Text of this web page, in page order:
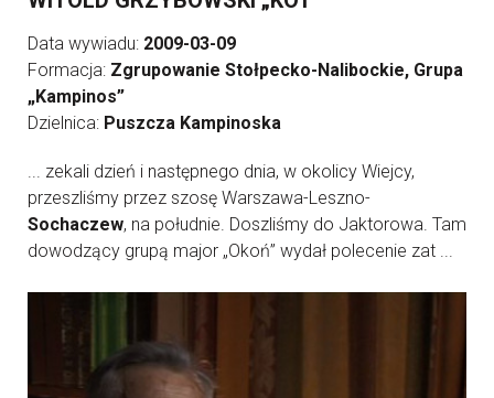
Data wywiadu: 2009-03-09
Formacja: Zgrupowanie Stołpecko-Nalibockie, Grupa
„Kampinos”
Dzielnica: Puszcza Kampinoska
... zekali dzień i następnego dnia, w okolicy Wiejcy,
przeszliśmy przez szosę Warszawa-Leszno-
Sochaczew, na południe. Doszliśmy do Jaktorowa. Tam
dowodzący grupą major „Okoń” wydał polecenie zat ...